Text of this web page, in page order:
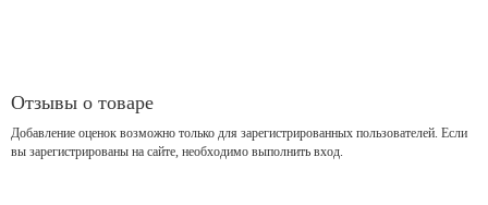
Отзывы о товаре
Добавление оценок возможно только для зарегистрированных пользователей. Если
вы зарегистрированы на сайте, необходимо выполнить вход.